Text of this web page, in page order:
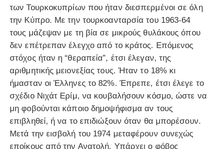
των Τουρκοκυπρίων που ήταν διεσπερμένοι σε όλη
την Κύπρο. Με την τουρκοανταρσία του 1963-64
τους μάζεψαν με τη βία σε μικρούς θυλάκους όπου
δεν επέτρεπαν έλεγχο από το κράτος. Επόμενος
στόχος ήταν η “θεραπεία”, έτσι έλεγαν, της
αριθμητικής μειονεξίας τους. Ήταν το 18% κι
ήμασταν οι Έλληνες το 82%. Έπρεπε, έτσι έλεγε το
σχέδιο Νιχάτ Ερίμ, να κουβαλήσουν κόσμο, ώστε να
μη φοβούνται κάποιο δημοψήφισμα αν τους
επιβληθεί, ή να το επιδιώξουν όταν θα μπορέσουν.
Μετά την εισβολή του 1974 μεταφέρουν συνεχώς
εποίκους από την Ανατολή. Υπάρχει ο φόβος